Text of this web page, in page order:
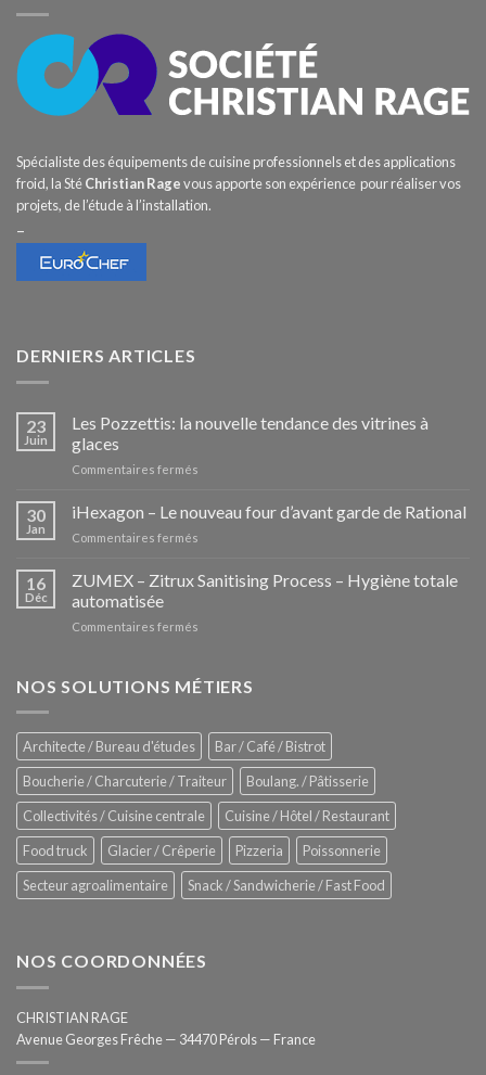
Spécialiste des équipements de cuisine professionnels et des applications
froid, la StéChristian Ragevous apporte son expérience pour réaliser vos
projets, de l’étude à l’installation.
–
DERNIERS ARTICLES
23
Juin
Les Pozzettis: la nouvelle tendance des vitrines à
glaces
Commentaires fermés
Pozzettis:
la
des
30
Jan
iHexagon – Le nouveau four d’avant garde de Rational
Commentaires fermés
–
Le
de
16
Déc
ZUMEX – Zitrux Sanitising Process – Hygiène totale
automatisée
Commentaires fermés
Zitrux
–
Hygiène
totale
automatisée
NOS SOLUTIONS MÉTIERS
Architecte / Bureau d'études
Bar / Café / Bistrot
Boucherie / Charcuterie / Traiteur
Boulang. / Pâtisserie
Collectivités / Cuisine centrale
Cuisine / Hôtel / Restaurant
Food truck
Glacier / Crêperie Pizzeria
Poissonnerie
Secteur agroalimentaire
Snack / Sandwicherie / Fast Food
NOS COORDONNÉES
CHRISTIAN RAGE
Avenue Georges Frêche — 34470 Pérols — France